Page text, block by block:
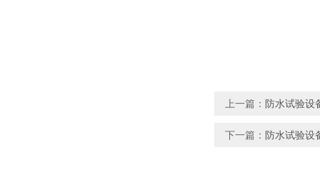
上一篇： 防水试验设
下一篇： 防水试验设